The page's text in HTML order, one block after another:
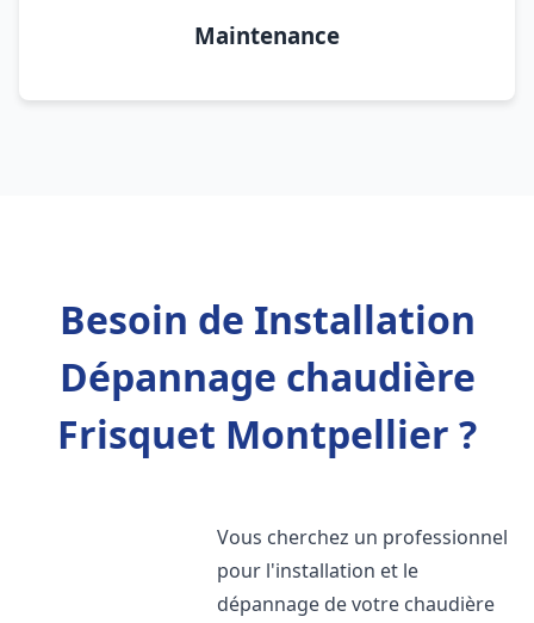
Maintenance
Besoin de Installation
Dépannage chaudière
Frisquet Montpellier ?
Vous cherchez un professionnel
pour l'installation et le
dépannage de votre chaudière